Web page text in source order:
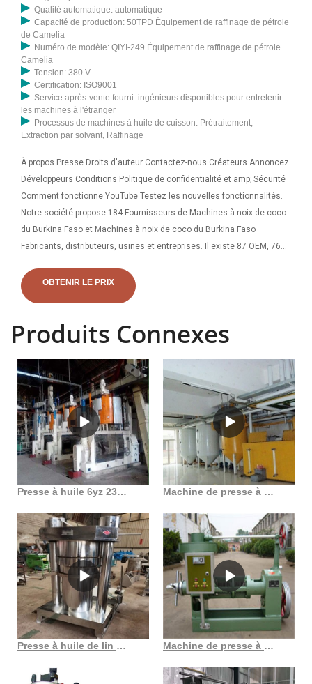
Qualité automatique: automatique
Capacité de production: 50TPD Équipement de raffinage de pétrole
de Camelia
Numéro de modèle: QIYI-249 Équipement de raffinage de pétrole
Camelia
Tension: 380 V
Certification: ISO9001
Service après-vente fourni: ingénieurs disponibles pour entretenir
les machines à l'étranger
Processus de machines à huile de cuisson: Prétraitement,
Extraction par solvant, Raffinage
À propos Presse Droits d'auteur Contactez-nous Créateurs Annoncez
Développeurs Conditions Politique de confidentialité et amp; Sécurité
Comment fonctionne YouTube Testez les nouvelles fonctionnalités.
Notre société propose 184 Fournisseurs de Machines à noix de coco
du Burkina Faso et Machines à noix de coco du Burkina Faso
Fabricants, distributeurs, usines et entreprises. Il existe 87 OEM, 76
de coco du Burkina Faso de haute qualité sur Alibaba.
OBTENIR LE PRIX
Produits Connexes
Presse à huile 6yz 230 Fournisseurs de presse à huile 6yz 230 et Machine de presse à froid d’huile d’orange, presse à huile, France au Gabon
Presse à huile de lin avec système électrique dans l’huile du Gabon Machine de presse à huile de sésame de haute qualité